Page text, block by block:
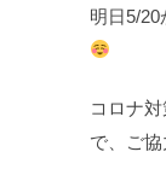
明日5/20
コロナ
で、ご協